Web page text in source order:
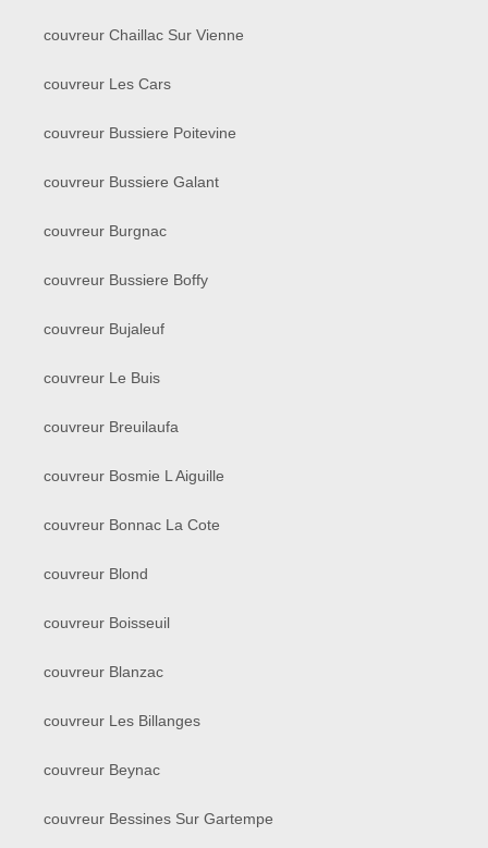
couvreur Chaillac Sur Vienne
couvreur Les Cars
couvreur Bussiere Poitevine
couvreur Bussiere Galant
couvreur Burgnac
couvreur Bussiere Boffy
couvreur Bujaleuf
couvreur Le Buis
couvreur Breuilaufa
couvreur Bosmie L Aiguille
couvreur Bonnac La Cote
couvreur Blond
couvreur Boisseuil
couvreur Blanzac
couvreur Les Billanges
couvreur Beynac
couvreur Bessines Sur Gartempe